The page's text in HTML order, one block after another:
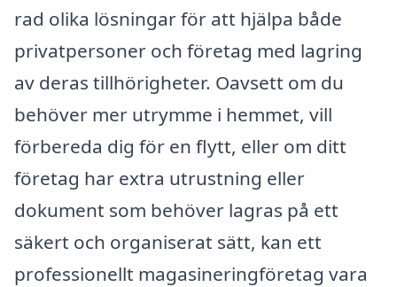
rad olika lösningar för att hjälpa både
privatpersoner och företag med lagring
av deras tillhörigheter. Oavsett om du
behöver mer utrymme i hemmet, vill
förbereda dig för en flytt, eller om ditt
företag har extra utrustning eller
dokument som behöver lagras på ett
säkert och organiserat sätt, kan ett
professionellt magasineringföretag vara